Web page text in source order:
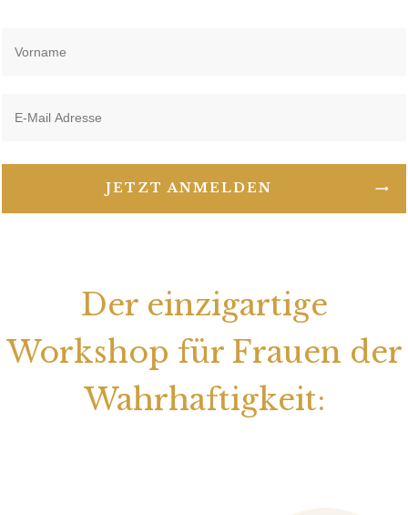
JETZT ANMELDEN
Der einzigartige
Workshop für Frauen der
Wahrhaftigkeit: